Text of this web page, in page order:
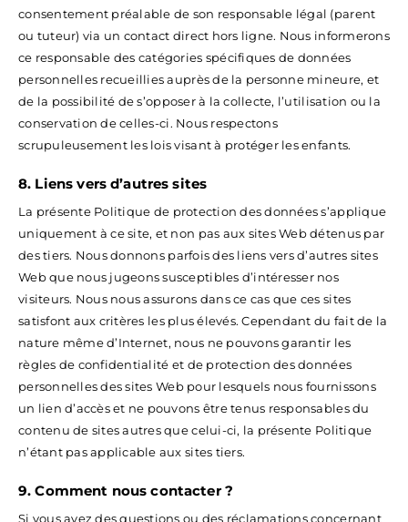
consentement préalable de son responsable légal (parent
ou tuteur) via un contact direct hors ligne. Nous informerons
ce responsable des catégories spécifiques de données
personnelles recueillies auprès de la personne mineure, et
de la possibilité de s’opposer à la collecte, l’utilisation ou la
conservation de celles-ci. Nous respectons
scrupuleusement les lois visant à protéger les enfants.
8. Liens vers d’autres sites
La présente Politique de protection des données s’applique
uniquement à ce site, et non pas aux sites Web détenus par
des tiers. Nous donnons parfois des liens vers d’autres sites
Web que nous jugeons susceptibles d’intéresser nos
visiteurs. Nous nous assurons dans ce cas que ces sites
satisfont aux critères les plus élevés. Cependant du fait de la
nature même d’Internet, nous ne pouvons garantir les
règles de confidentialité et de protection des données
personnelles des sites Web pour lesquels nous fournissons
un lien d’accès et ne pouvons être tenus responsables du
contenu de sites autres que celui-ci, la présente Politique
n’étant pas applicable aux sites tiers.
9. Comment nous contacter ?
Si vous avez des questions ou des réclamations concernant